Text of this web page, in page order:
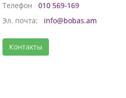
Телефон
010 569-169
Эл. почта:
info@bobas.am
Контакты